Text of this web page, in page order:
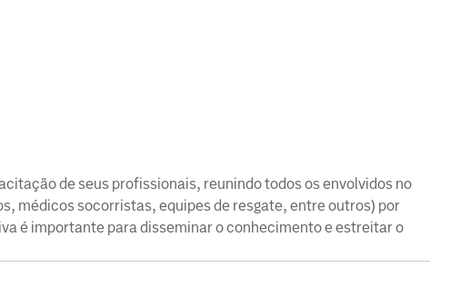
de seus profissionais, reunindo todos os envolvidos no
médicos socorristas, equipes de resgate, entre outros) por
é importante para disseminar o conhecimento e estreitar o